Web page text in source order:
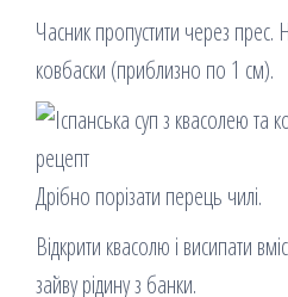
Часник пропустити через прес.
ковбаски (приблизно по 1 см).
Дрібно порізати перець чилі.
Відкрити квасолю і висипати
зайву рідину з банки.